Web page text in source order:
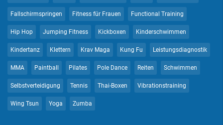
Fallschirmspringen Fitness für Frauen Functional Training
Hip Hop Jumping Fitness Kickboxen Kinderschwimmen
Kindertanz Klettern Krav Maga Kung Fu Leistungsdiagnostik
MMA Paintball Pilates Pole Dance Reiten Schwimmen
Selbstverteidigung Tennis Thai-Boxen Vibrationstraining
Wing Tsun Yoga Zumba